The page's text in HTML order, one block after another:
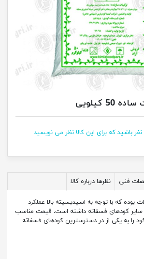
کیلویی
نفر باشید که برای این کالا نظر می نویسید
فنی نظرها درباره کالا
بوده که با توجه به اسیدیسیته بالا عملکرد
سایر کودهای فسفاته داشته است. قیمت مناسب
را به یکی از در دسترس­ترین کودهای فسفاته